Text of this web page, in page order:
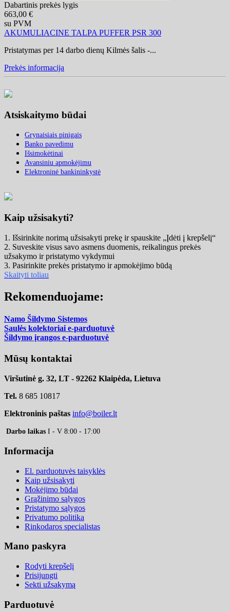
Dabartinis prekės lygis
663,00 €
su PVM
AKUMULIACINE TALPA PUFFER PSR 300
Pristatymas per 14 darbo dienų Kilmės šalis -...
Prekės informacija
Atsiskaitymo būdai
Grynaisiais pinigais
Banko pavedimu
Išsimokėtinai
Avansiniu apmokėjimu
Elektroninė bankininkystė
Kaip užsisakyti?
1. Išsirinkite norimą užsisakyti prekę ir spauskite „Įdėti į krepšelį“
2. Suveskite visus savo asmens duomenis, reikalingus prekės
užsakymo ir pristatymo vykdymui
3. Pasirinkite prekės pristatymo ir apmokėjimo būdą
Skaityti toliau
Rekomenduojame:
Namo Šildymo Sistemos
Saulės kolektoriai e-parduotuvė
Šildymo įrangos e-parduotuvė
Mūsų kontaktai
Viršutinė g. 32, LT - 92262 Klaipėda, Lietuva
Tel. 8 685 10817
Elektroninis paštas info@boiler.lt
Darbo laikas I - V 8:00 - 17:00
Informacija
El. parduotuvės taisyklės
Kaip užsisakyti
Mokėjimo būdai
Grąžinimo sąlygos
Pristatymo sąlygos
Privatumo politika
Rinkodaros specialistas
Mano paskyra
Rodyti krepšelį
Prisijungti
Sekti užsakymą
Parduotuvė